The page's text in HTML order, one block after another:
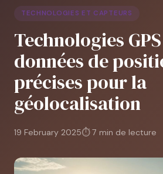
TECHNOLOGIES ET CAPTEURS
Technologies
données de
précises pour la
géolocalisation
19 February 2025⏱ 7 min de lecture